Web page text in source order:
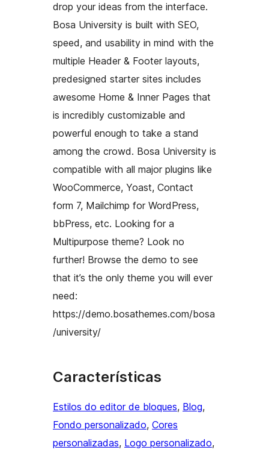
drop your ideas from the interface.
Bosa University is built with SEO,
speed, and usability in mind with the
multiple Header & Footer layouts,
predesigned starter sites includes
awesome Home & Inner Pages that
is incredibly customizable and
powerful enough to take a stand
among the crowd. Bosa University is
compatible with all major plugins like
WooCommerce, Yoast, Contact
form 7, Mailchimp for WordPress,
bbPress, etc. Looking for a
Multipurpose theme? Look no
further! Browse the demo to see
that it’s the only theme you will ever
need:
https://demo.bosathemes.com/bosa
/university/
Características
Estilos do editor de bloques, Blog
Fondo personalizado, Cores
personalizadas, Logo personalizado